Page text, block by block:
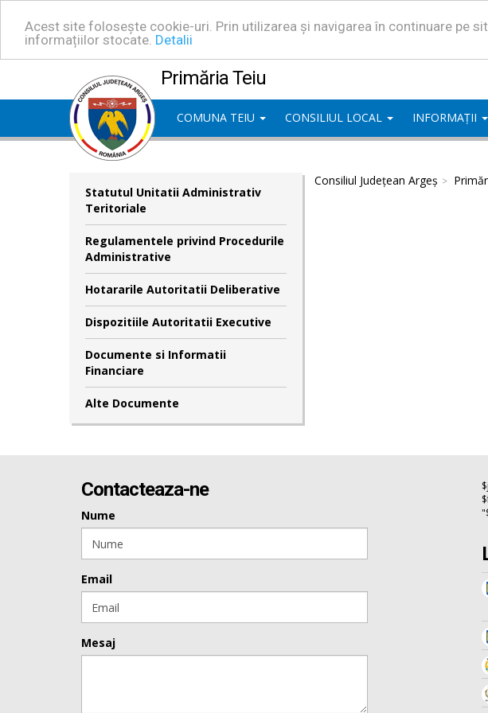
Acest site folosește cookie-uri. Prin utilizarea și navigarea în continuare pe
informațiilor stocate. Detalii
Primăria Teiu
COMUNA TEIU CONSILIUL LOCAL INFORMAȚII
Statutul Unitatii Administrativ
Teritoriale
Regulamentele privind Procedurile
Administrative
Hotararile Autoritatii Deliberative
Dispozitiile Autoritatii Executive
Documente si Informatii
Financiare
Alte Documente
Consiliul Județean Argeș
Contacteaza-ne
Nume
Email
Mesaj